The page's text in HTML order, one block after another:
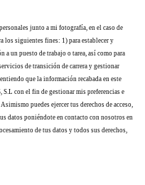
junto a mi fotografía, en el caso de
los siguientes fines: 1) para establecer y
a un puesto de trabajo o tarea, así como para
de transición de carrera y gestionar
que la información recabada en este
con el fin de gestionar mis preferencias e
puedes ejercer tus derechos de acceso,
datos poniéndote en contacto con nosotros en
de tus datos y todos sus derechos,